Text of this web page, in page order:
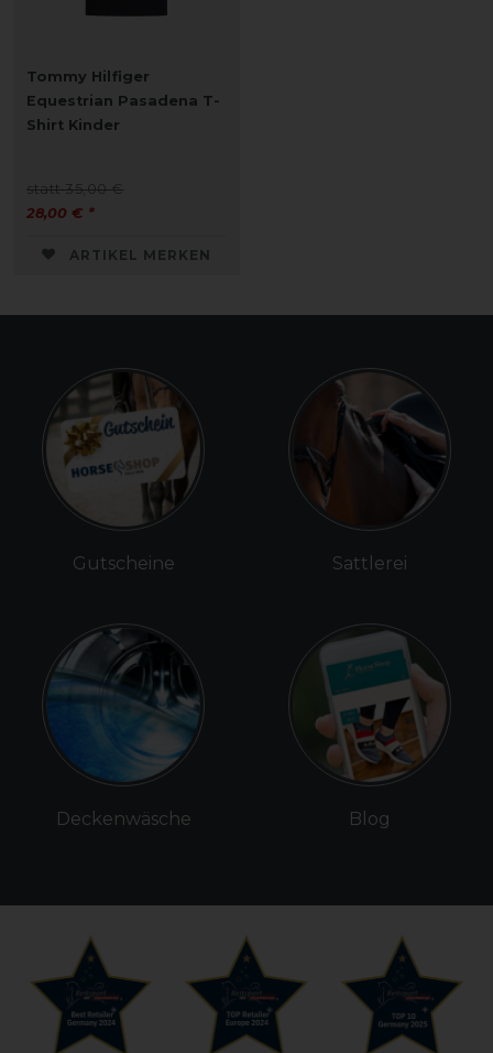
Tommy Hilfiger
Equestrian Pasadena T-
Shirt Kinder
statt 35,00 €
28,00 € *
ARTIKEL MERKEN
Gutscheine
Deckenwäsche
Sattlerei
Blog